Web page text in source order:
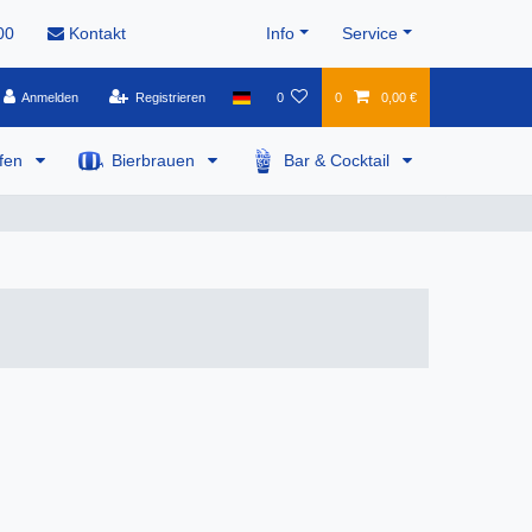
Kontakt Info Service
Anmelden Registrieren 0 0 0,00 €
Bierbrauen Bar & Cocktail